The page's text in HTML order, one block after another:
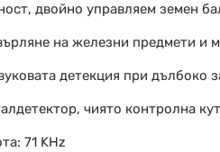
двойно управляем земен
на железни предмети и
детекция при дълбоко
чиято контролна
71 KHz